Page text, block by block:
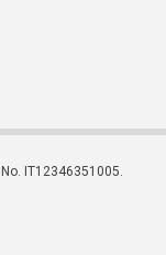
IT12346351005.